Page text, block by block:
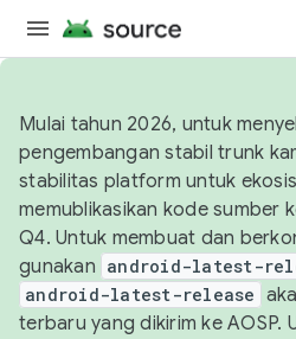
Mulai tahun 2026, untuk
pengembangan stabil trunk
stabilitas platform untuk
memublikasikan kode sumber
Q4. Untuk membuat dan
gunakan android-latest-
android-latest-release
terbaru yang dikirim ke AOSP.